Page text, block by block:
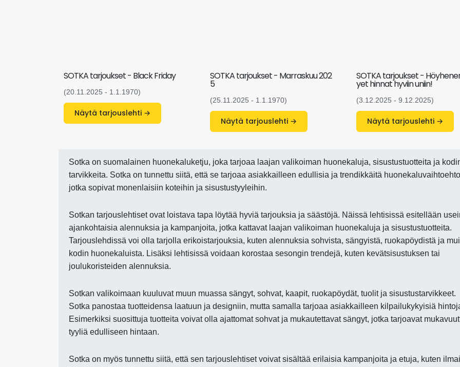
SOTKA tarjoukset - Black Friday
(20.11.2025 - 1.1.1970)
Näytä tarjouslehti →
SOTKA tarjoukset - Marraskuu 202
5
(25.11.2025 - 1.1.1970)
Näytä tarjouslehti →
SOTKA tarjoukset -
yet hinnat hyviin uniin!
(3.12.2025 - 9.12.2025)
Näytä tarjouslehti →
Sotka on suomalainen huonekaluketju, joka tarjoaa laajan valikoiman huonekaluja, sisustustuotteita ja
tarvikkeita. Sotka on tunnettu siitä, että se tarjoaa asiakkailleen edullisia ja trendikkäitä
jotka sopivat monenlaisiin koteihin ja sisustustyyleihin.
Sotkan tarjouslehtiset ovat loistava tapa löytää hyviä tarjouksia ja säästöjä. Näissä lehtisissä esitellään
ajankohtaisia alennuksia ja kampanjoita, jotka kattavat laajan valikoiman huonekaluja ja sisustustuotteita.
Tarjouslehdissä voi olla tarjolla erikoistarjouksia, kuten alennuksia sohvista, sängyistä, ruokapöydistä ja
kodin huonekaluista. Lisäksi lehtisissä voidaan korostaa sesongin trendejä, kuten kevätsisustuksen tai
joulukoristeiden alennuksia.
Sotkan valikoimaan kuuluvat muun muassa sängyt, sohvat, kaapit, ruokapöydät, tuolit ja sisustustarvikkeet.
Sotka panostaa tuotteidensa laatuun ja designiin, mutta samalla tarjoaa asiakkailleen kilpailukykyisiä
Esimerkiksi suosittuja tuotteita voivat olla ajattomat sohvat ja mukautettavat sängyt, jotka tarjoavat
tyyliä edulliseen hintaan.
Sotka on myös tunnettu siitä, että sen tarjouslehtiset voivat sisältää erilaisia kampanjoita ja etuja, kuten